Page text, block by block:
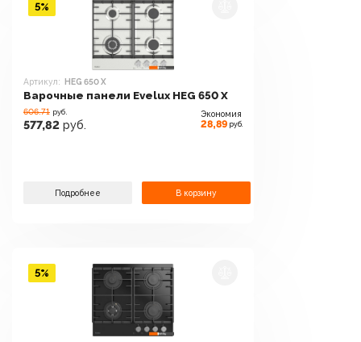
Артикул: HEG 650 X
Варочные панели Evelux HEG 650 X
606.71 руб.
577,82 руб.
Экономия
28,89 руб.
Подробнее В корзину
5%
5%